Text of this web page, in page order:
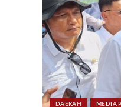
DAERAH MEDIA